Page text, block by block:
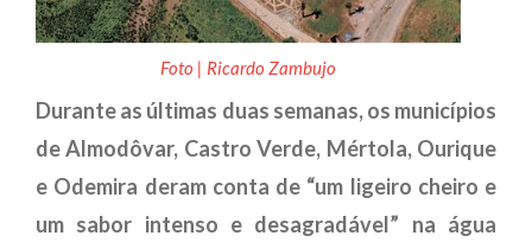
Foto | Ricardo Zambujo
Durante as últimas duas semanas, os municípios
de Almodôvar, Castro Verde, Mértola, Ourique
e Odemira deram conta de “um ligeiro cheiro e
um sabor intenso e desagradável” na água